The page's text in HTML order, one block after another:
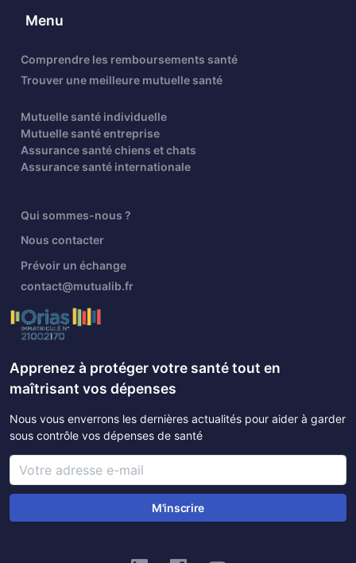
Menu
Comprendre les remboursements santé
Trouver une meilleure mutuelle santé
Mutuelle santé individuelle
Mutuelle santé entreprise
Assurance santé chiens et chats
Assurance santé internationale
Qui sommes-nous ?
Nous contacter
Prévoir un échange
contact@mutualib.fr
Apprenez à protéger votre santé tout en
maîtrisant vos dépenses
Nous vous enverrons les dernières actualités pour aider à garder
sous contrôle vos dépenses de santé
M'inscrire